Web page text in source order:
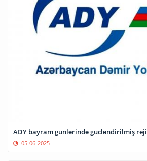
ADY bayram günlərində gücləndirilmiş
05-06-2025